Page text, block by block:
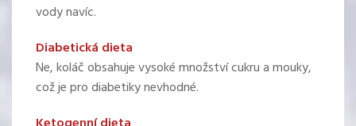
vody navíc.
Diabetická dieta
Ne, koláč obsahuje vysoké množství cukru a mouky,
což je pro diabetiky nevhodné.